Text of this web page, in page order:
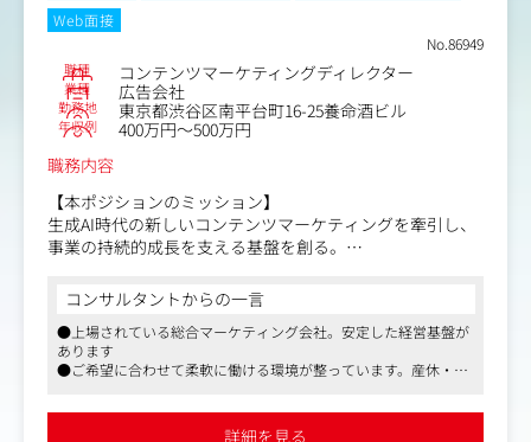
Web面接
No.86949
職種 コンテンツマーケティングディレクター
業種 広告会社
勤務地 東京都渋谷区南平台町16-25養命酒ビル
年収例
400万円～500万円
職務内容
【本ポジションのミッション】
生成AI時代の新しいコンテンツマーケティングを牽引し、
事業の持続的成長を支える基盤を創る。
同社は第二成長期にあり、中期経営計画に基づきさらなる
事業拡大を進めていくフェーズにあります。
現在、コンテンツマーケティング事業は1名体制で運営さ
れており、営業支援から提案、制作ディレクション、品質
管理までを一貫して担当しています。
担当者を1名募集することになりました。
コンサルタントからの一言
●上場されている総合マーケティング会社。安定した経営基盤が
あります
●ご希望に合わせて柔軟に働ける環境が整っています。産休・育
詳細を見る